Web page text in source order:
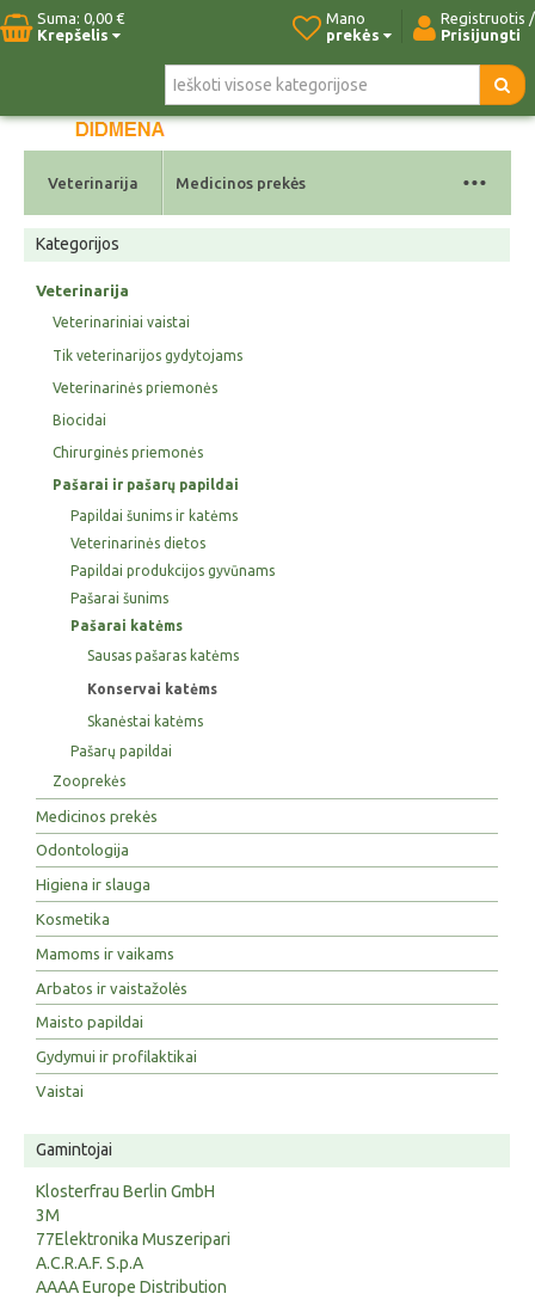
Suma: 0,00 €
Krepšelis
Registruotis /
Prisijungti
Mano
prekės
Pradžia Naujos prekės Kontaktai
Veterinarija Medicinos prekės ...
Kategorijos
Veterinarija
Veterinariniai vaistai
Tik veterinarijos gydytojams
Veterinarinės priemonės
Biocidai
Chirurginės priemonės
Pašarai ir pašarų papildai
Papildai šunims ir katėms
Veterinarinės dietos
Papildai produkcijos gyvūnams
Pašarai šunims
Pašarai katėms
Sausas pašaras katėms
Konservai katėms
Skanėstai katėms
Pašarų papildai
Zooprekės
Medicinos prekės
Odontologija
Higiena ir slauga
Kosmetika
Mamoms ir vaikams
Arbatos ir vaistažolės
Maisto papildai
Gydymui ir profilaktikai
Vaistai
Gamintojai
Klosterfrau Berlin GmbH
3M
77Elektronika Muszeripari
A.C.R.A.F. S.p.A
AAAA Europe Distribution